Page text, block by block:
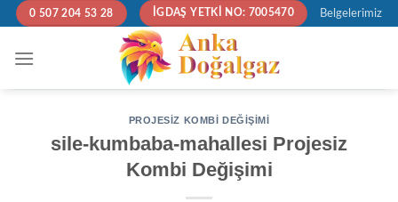
Skip
content
0 507 204 53 28 İGDAŞ YETKİ NO: 7005470 Belgelerimiz
PROJESIZ KOMBI DEĞIŞIMI
sile-kumbaba-mahallesi Projesiz
Kombi Değişimi